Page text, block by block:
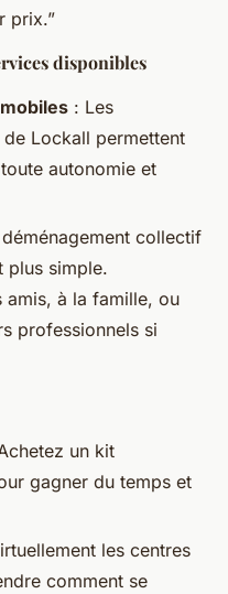
prix.”
disponibles
: Les
Lockall permettent
autonomie et
collectif
plus simple.
amis, à la famille, ou
professionnels si
un kit
gagner du temps et
les centres
comment se